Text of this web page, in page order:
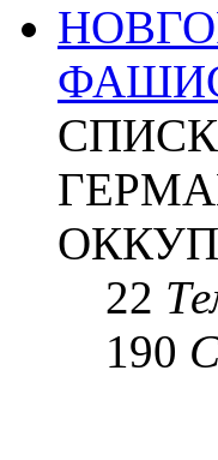
22
190